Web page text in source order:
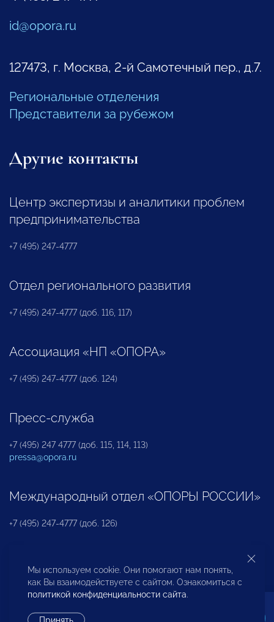
id@opora.ru
127473, г. Москва, 2-й Самотечный пер., д.7.
Региональные отделения
Представители за рубежом
Другие контакты
Центр экспертизы и аналитики проблем
предпринимательства
+7 (495) 247-4777
Отдел регионального развития
+7 (495) 247-4777 (доб. 116, 117)
Ассоциация «НП «ОПОРА»
+7 (495) 247-4777 (доб. 124)
Пресс-служба
+7 (495) 247 4777 (доб. 115, 114, 113)
pressa@opora.ru
Международный отдел «ОПОРЫ РОССИИ»
+7 (495) 247-4777 (доб. 126)
Бюро по защите прав предпринимателей и
инвесторов
Мы используем cookie. Они помогают нам понять,
как Вы взаимодействуете с сайтом. Ознакомиться с
политикой конфиденциальности сайта.
Принять